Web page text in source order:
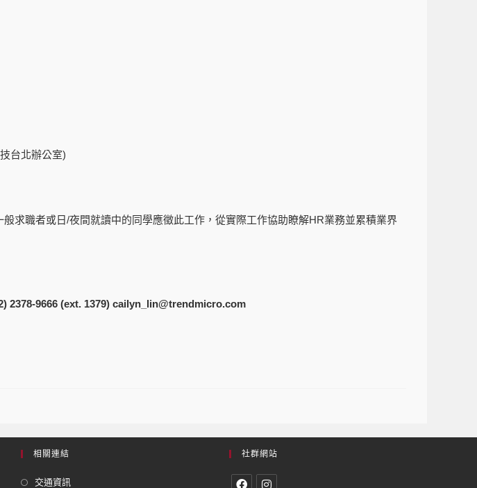
台北辦公室)
求職者或日/夜間就讀中的同學應徵此工作，從實際工作協助瞭解HR業務並累積業界
2378-9666 (ext. 1379) cailyn_lin@trendmicro.com
相關連結
交通資訊
社群網站